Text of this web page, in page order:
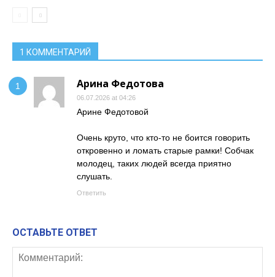
1 КОММЕНТАРИЙ
Арина Федотова
06.07.2026 at 04:26
Арине Федотовой
Очень круто, что кто-то не боится говорить
откровенно и ломать старые рамки! Собчак
молодец, таких людей всегда приятно
слушать.
Ответить
ОСТАВЬТЕ ОТВЕТ